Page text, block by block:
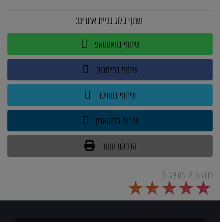
שתף בלוג בניית אתרים:
שיתוף בוואטסאפ
שיתוף בפייסבוק
שיתוף בטוויטר
שיתוף בלינקאדין
הדפסת עמוד
מדרגים:9 ממוצע:5
1
2
3
4
5